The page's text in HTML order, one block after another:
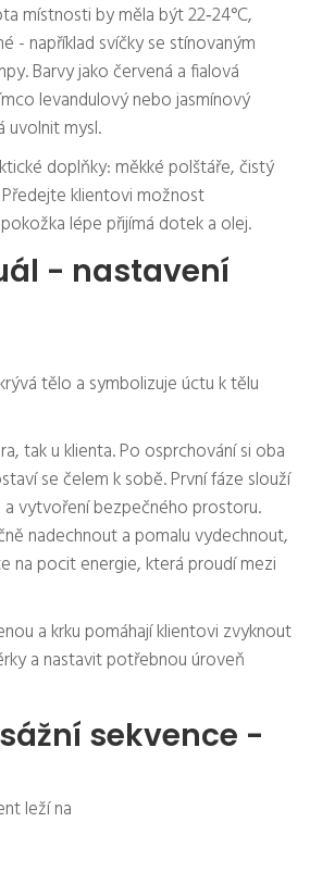
místnosti by měla být 22‑24°C,
- například svíčky se stínovaným
Barvy jako červená a fialová
levandulový nebo jasmínový
uvolnit mysl.
doplňky: měkké polštáře, čistý
klientovi možnost
lépe přijímá dotek a olej.
- nastavení
tělo a symbolizuje úctu k tělu
tak u klienta. Po osprchování si oba
se čelem k sobě. První fáze slouží
a vytvoření bezpečného prostoru.
nadechnout a pomalu vydechnout,
na pocit energie, která proudí mezi
a krku pomáhají klientovi zvyknout
a nastavit potřebnou úroveň
sekvence -
leží na